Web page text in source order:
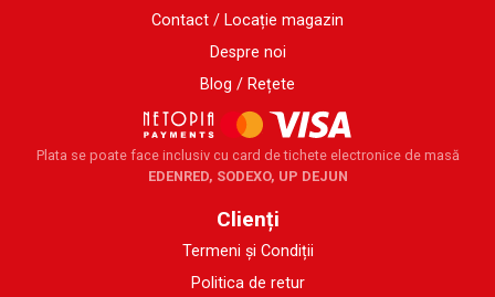
Contact / Locație magazin
Despre noi
Blog / Rețete
Plata se poate face inclusiv cu card de tichete electronice de masă
EDENRED, SODEXO, UP DEJUN
Clienți
Termeni și Condiții
Politica de retur